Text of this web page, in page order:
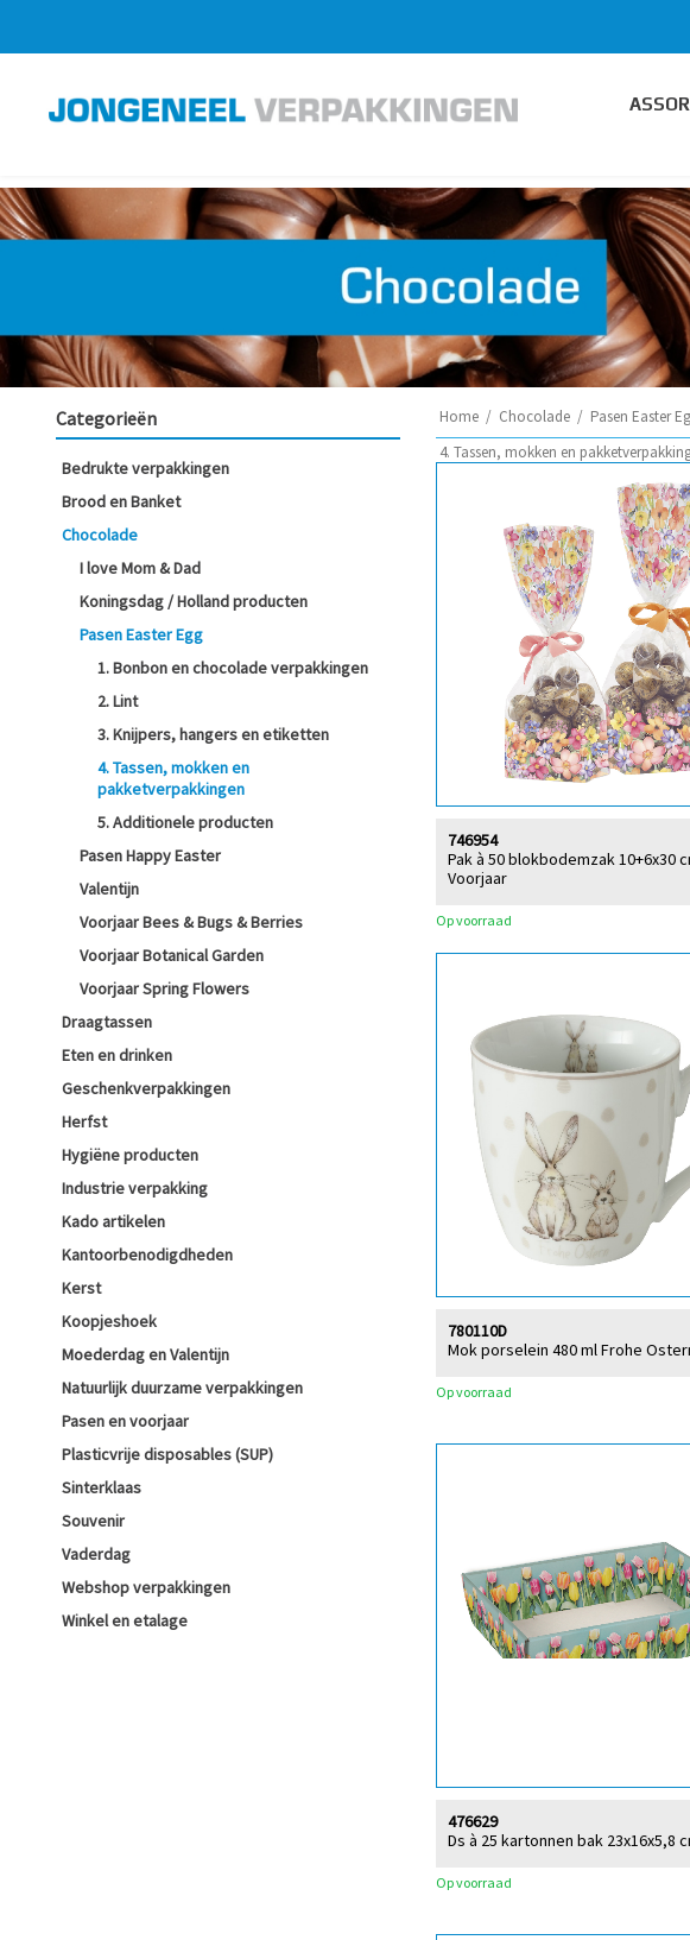
Categorieën
Bedrukte verpakkingen
Brood en Banket
Chocolade
I love Mom & Dad
Koningsdag / Holland producten
Pasen Easter Egg
1. Bonbon en chocolade verpakkingen
2. Lint
3. Knijpers, hangers en etiketten
4. Tassen, mokken en
pakketverpakkingen
5. Additionele producten
Pasen Happy Easter
Valentijn
Voorjaar Bees & Bugs & Berries
Voorjaar Botanical Garden
Voorjaar Spring Flowers
Draagtassen
Eten en drinken
Geschenkverpakkingen
Herfst
Hygiëne producten
Industrie verpakking
Kado artikelen
Kantoorbenodigdheden
Kerst
Koopjeshoek
Moederdag en Valentijn
Natuurlijk duurzame verpakkingen
Pasen en voorjaar
Plasticvrije disposables (SUP)
Sinterklaas
Souvenir
Vaderdag
Webshop verpakkingen
Winkel en etalage
Home / Chocolade / Pasen Easter
4. Tassen, mokken en
Pak à 50 blokbodemzak 10+6x30
Voorjaar
746954
Op voorraad
Mok porselein 480 ml Frohe
780110D
Op voorraad
Ds à 25 kartonnen bak 23x16x5,8
476629
Op voorraad